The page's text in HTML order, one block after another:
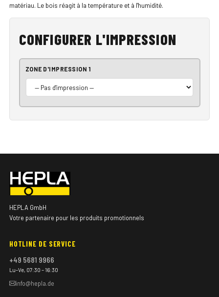
matériau. Le bois réagit à la température et à l'humidité.
CONFIGURER L'IMPRESSION
ZONE D'IMPRESSION 1
HEPLA GmbH
Votre partenaire pour les produits promotionnels
HOTLINE DE SERVICE
+49 5681 9966
Lu–Ve, 07:30 – 16:30
info@hepla.de